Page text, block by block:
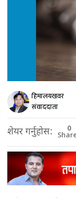
हिमालयखवर
संवाददाता
शेयर गर्नुहोस: 0